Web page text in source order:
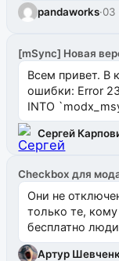
pandaworks·03
[mSync] Новая
Всем привет. В
ошибки: Error
INTO
`uuid_1c`)
Сергей
Checkbox для
Они не
только те,
бесплатно
Артур